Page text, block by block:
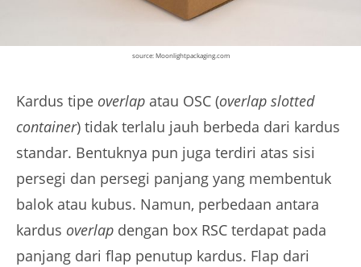
source: Moonlightpackaging.com
Kardus tipe overlap atau OSC (overlap slotted
container) tidak terlalu jauh berbeda dari kardus
standar. Bentuknya pun juga terdiri atas sisi
persegi dan persegi panjang yang membentuk
balok atau kubus. Namun, perbedaan antara
kardus overlap dengan box RSC terdapat pada
panjang dari flap penutup kardus. Flap dari